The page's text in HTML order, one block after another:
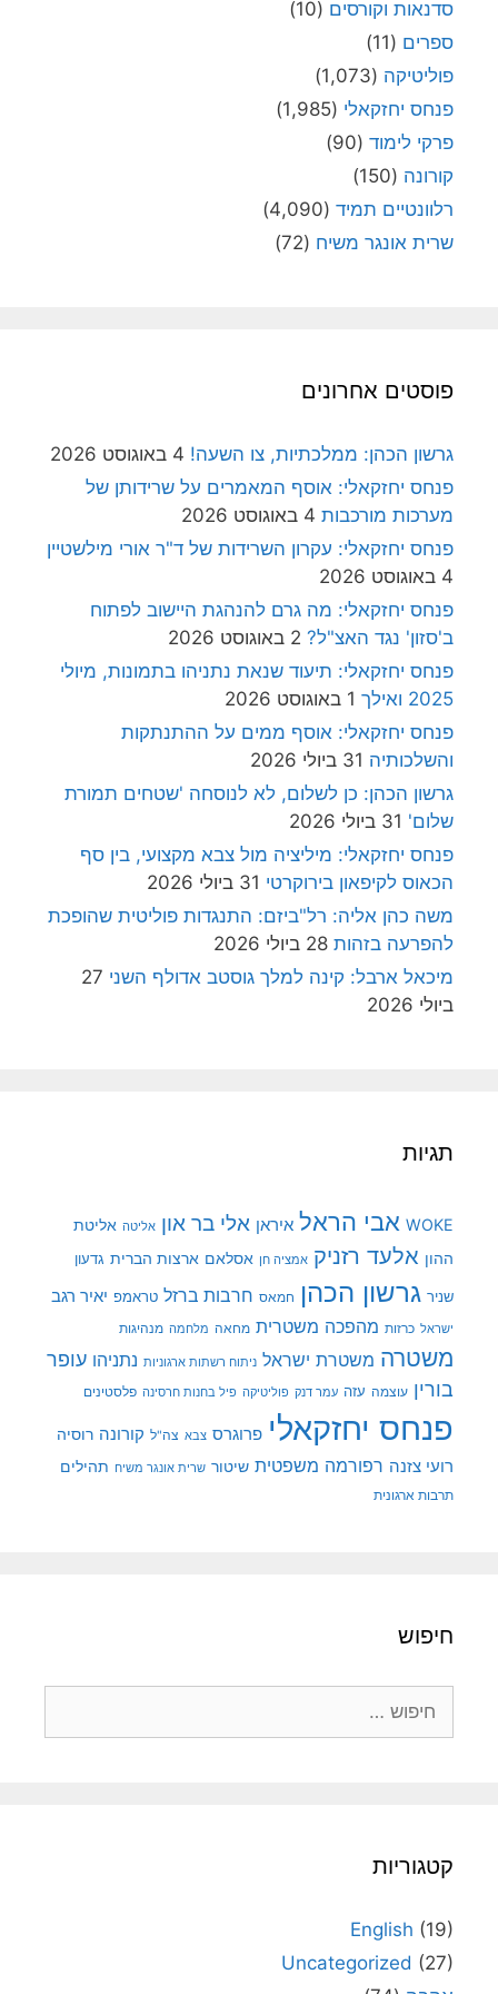
סדנאות וקורסים (10)
ספרים (11)
פוליטיקה (1,073)
פנחס יחזקאלי (1,985)
פרקי לימוד (90)
קורונה (150)
רלוונטיים תמיד (4,090)
שרית אונגר משיח (72)
פוסטים אחרונים
גרשון הכהן: ממלכתיות, צו השעה! 4 באוגוסט 2026
פנחס יחזקאלי: אוסף המאמרים על שרידותן של
מערכות מורכבות 4 באוגוסט 2026
פנחס יחזקאלי: עקרון השרידות של ד"ר אורי מילשטיין
4 באוגוסט 2026
פנחס יחזקאלי: מה גרם להנהגת היישוב לפתוח
ב'סזון' נגד האצ"ל? 2 באוגוסט 2026
פנחס יחזקאלי: תיעוד שנאת נתניהו בתמונות, מיולי
2025 ואילך
1 באוגוסט 2026
פנחס יחזקאלי: אוסף ממים על ההתנתקות
והשלכותיה 31 ביולי 2026
גרשון הכהן: כן לשלום, לא לנוסחה 'שטחים תמורת
שלום' 31 ביולי 2026
פנחס יחזקאלי: מיליציה מול צבא מקצועי, בין סף
הכאוס לקיפאון בירוקרטי 31 ביולי 2026
משה כהן אליה: רל"ביזם: התנגדות פוליטית שהופכת
להפרעה בזהות 28 ביולי 2026
מיכאל ארבל: קינה למלך גוסטב אדולף השני 27
ביולי 2026
תגיות
WOKE אבי הראל איראן אלי בר און אליטה אליטת
ההון אלעד רזניק אמציה חן אסלאם ארצות הברית גדעון
שניר גרשון הכהן חמאס חרבות ברזל טראמפ יאיר רגב
ישראל כרזות מהפכה משטרית מחאה מלחמה מנהיגות
משטרה משטרת ישראל ניתוח רשתות ארגוניות נתניהו עופר
בורין עוצמה עזה עמר דנק פוליטיקה פיל בחנות חרסינה פלסטינים
פנחס יחזקאלי פרוגרס צבא צה"ל קורונה רוסיה
רועי צזנה רפורמה משפטית שיטור שרית אונגר משיח תהילים
תרבות ארגונית
חיפוש
קטגוריות
English (19)
Uncategorized (27)